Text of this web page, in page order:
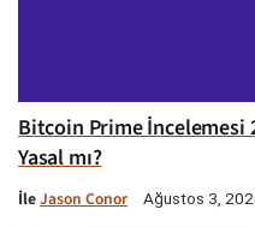
Bitcoin Prime İncelemesi
Yasal mı?
İleJason Conor Ağustos 3,